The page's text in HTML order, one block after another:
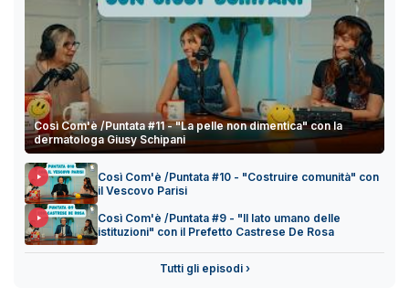
Così Com'è /Puntata #11 - "La pelle non dimentica" con la
dermatologa Giusy Schipani
Così Com'è /Puntata #10 - "Costruire comunità" con
il Vescovo Parisi
Così Com'è /Puntata #9 - "Il lato umano delle
istituzioni" con il Prefetto Castrese De Rosa
Tutti gli episodi ›